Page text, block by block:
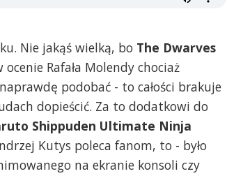
Nie jakąś wielką, bo The Dwarves
Rafała Molendy chociaż
podobać - to całości brakuje
dopieścić. Za to dodatkowi do
Shippuden Ultimate Ninja
Kutys poleca fanom, to - było
na ekranie konsoli czy